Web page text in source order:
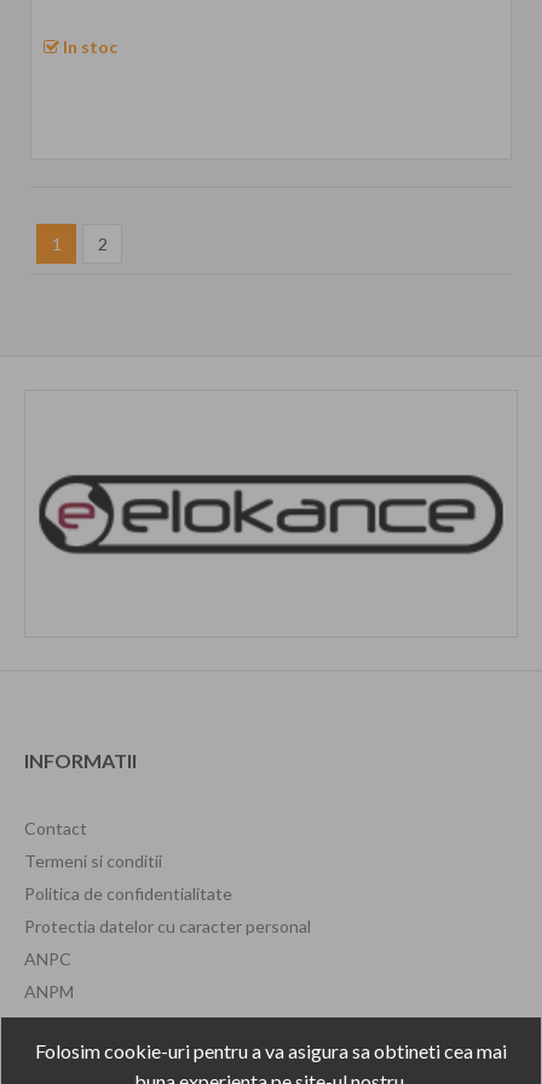
In stoc
1 2
Folosim cookie-uri pentru a va asigura sa obtineti cea mai
INFORMATII
Contact
Termeni si conditii
Politica de confidentialitate
Protectia datelor cu caracter personal
ANPC
ANPM
Formular de retragere